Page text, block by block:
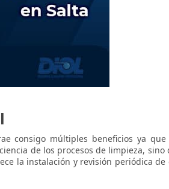
consigo múltiples beneficios ya
de los procesos de limpieza,
la instalación y revisión periódica